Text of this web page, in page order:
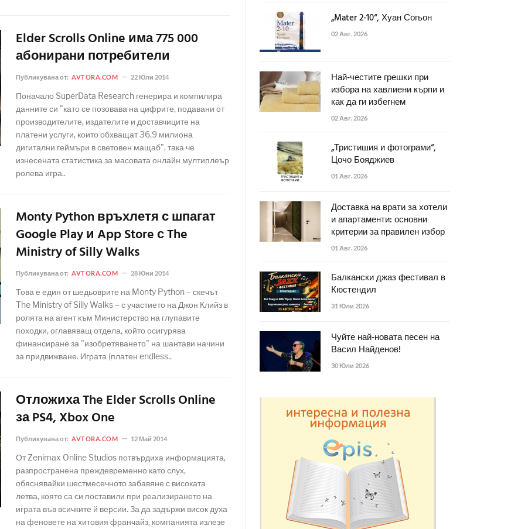
Elder Scrolls Online има 775 000
абонирани потребители
Публикувана от: AVTORA.COM 22 Юли 2014
Поначало SuperData Research генерира и компилира
данните си "като се позовава на цифрите, подавани от
производителите, издателите и доставчиците на
платени услуги, които обхващат 36,9 милиона
дигитални геймъри в световен мащаб", така че
изнесената статистика за масовата онлайн мултиплеър
ролева игра..
Monty Python връхлетя с шпагат
Google Play и App Store с The
Ministry of Silly Walks
Публикувана от: AVTORA.COM 28 Юни 2014
Това е един от шедьоврите на Monty Python – скечът
The Ministry of Silly Walks – с участието на Джон Клийз в
ролята на агент към Министерство на глупавите
походки, оглавяващ отдела, който осигурява
финансиране за "изобретяването" на шантави начини
за придвижване. Играта (платен endless..
Отложиха The Elder Scrolls Online
за PS4, Xbox One
Публикувана от: AVTORA.COM 12 Май 2014
От Zenimax Online Studios потвърдиха информацията,
разпространена преждевременно като слух,
обяснявайки шестмесечното забавяне с високата
летва, която са си поставили при реализирането на
играта във всичките й версии. За да задържи висок духа
на феновете на хитовия франчайз, компанията излезе
„Mater 2-10“, Хуан Согьон
02 Авг. 2026
Най-честите грешки при
избора на хавлиени кърпи и
как да ги избегнем
02 Авг. 2026
„Тристишия и фотограми“,
Цочо Бояджиев
01 Авг. 2026
Доставка на врати за хотели
и апартаменти: основни
критерии за правилен избор
01 Авг. 2026
Балкански джаз фестивал в
Кюстендил
31 Юли 2026
Чуйте най-новата песен на
Васил Найденов!
30 Юли 2026